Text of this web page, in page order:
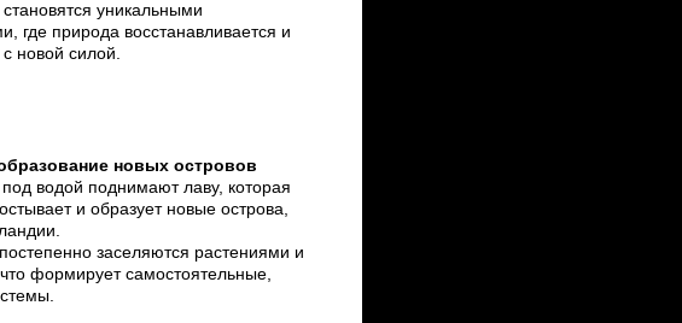
уникальными
где природа восстанавливается и
с новой силой.
новых островов
водой поднимают лаву, которая
и образует новые острова,
заселяются растениями и
формирует самостоятельные,